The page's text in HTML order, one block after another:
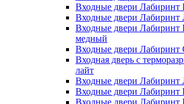
Входные двери
Входные двери
Входные двери
медный
Входные двери
Входная дверь с
лайт
Входные двери Лабиринт
Входные двери Лабиринт
Входные двери Лабиринт